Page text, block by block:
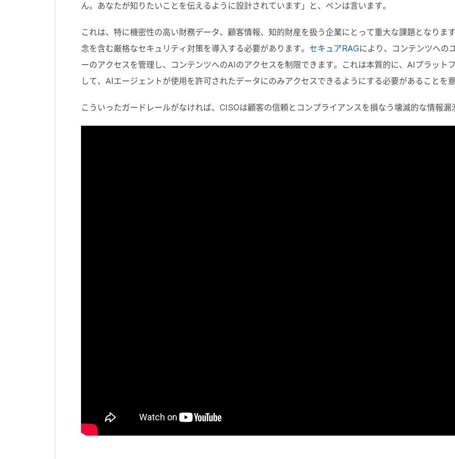
ん。あなたが知りたいことを伝えるように設計されています」と、ベンは言います。
これは、特に機密性の高い財務データ、顧客情報、知的財産を扱う企業にとって重大な課題となりま
念を含む厳格なセキュリティ対策を導入する必要があります。 セキュアRAGにより、コンテンツへの
ーのアクセスを管理し、コンテンツへのAIのアクセスを制限できます。これは本質的に、 AI プラット
して、 AIエージェントが使用を許可されたデータにのみアクセスできるようにする必要があることを意
こういったガードレールがなければ、 CISOは顧客の信頼とコンプライアンスを損なう壊滅的な情報漏